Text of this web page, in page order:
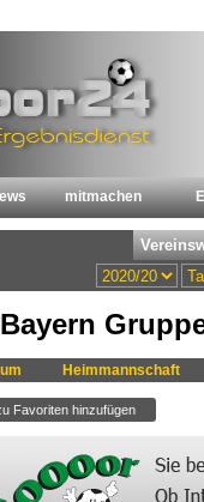
mitmachen
Bayern
Heimmannschaft